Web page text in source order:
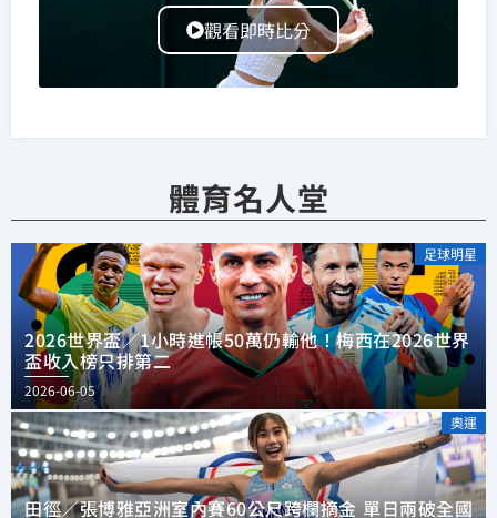
觀看即時比分
體育名人堂
足球明星
2026世界盃／1小時進帳50萬仍輸他！梅西在2026世界
盃收入榜只排第二
2026-06-05
奧運
田徑／張博雅亞洲室內賽60公尺跨欄摘金 單日兩破全國